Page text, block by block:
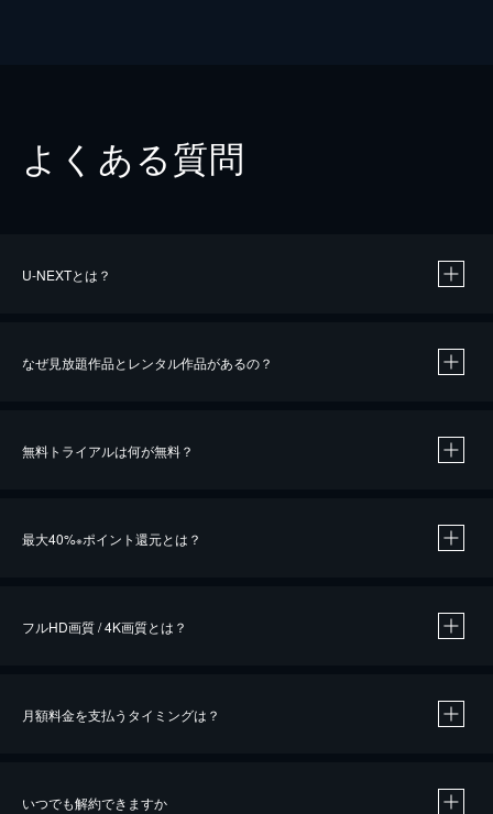
よくある質問
U-NEXTとは？
なぜ見放題作品とレンタル作品があるの？
無料トライアルは何が無料？
最大40%※ポイント還元とは？
※40％ポイント還元の対象は、クレジットカード決済による作品の購入 / レンタルです。
フルHD画質 / 4K画質とは？
月額料金を支払うタイミングは？
いつでも解約できますか